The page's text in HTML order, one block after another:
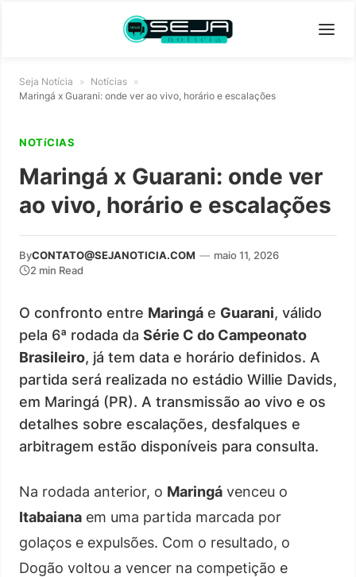
Seja Notícia » Notícias »
Maringá x Guarani: onde ver ao vivo, horário e escalações
NOTíCIAS
Maringá x Guarani: onde ver
ao vivo, horário e escalações
ByCONTATO@SEJANOTICIA.COM — maio 11, 2026
2 min Read
O confronto entre Maringá e Guarani, válido
pela 6ª rodada da Série C do Campeonato
Brasileiro, já tem data e horário definidos. A
partida será realizada no estádio Willie Davids,
em Maringá (PR). A transmissão ao vivo e os
detalhes sobre escalações, desfalques e
arbitragem estão disponíveis para consulta.
Na rodada anterior, o Maringá venceu o
Itabaiana em uma partida marcada por
golaços e expulsões. Com o resultado, o
Dogão voltou a vencer na competição e